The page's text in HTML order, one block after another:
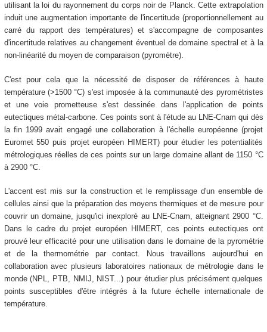
utilisant la loi du rayonnement du corps noir de Planck. Cette extrapolation
induit une augmentation importante de l'incertitude (proportionnellement au
carré du rapport des températures) et s'accompagne de composantes
d'incertitude relatives au changement éventuel de domaine spectral et à la
non-linéarité du moyen de comparaison (pyromètre).
C'est pour cela que la nécessité de disposer de références à haute
température (>1500 °C) s'est imposée à la communauté des pyrométristes
et une voie prometteuse s'est dessinée dans l'application de points
eutectiques métal-carbone. Ces points sont à l'étude au LNE-Cnam qui dès
la fin 1999 avait engagé une collaboration à l'échelle européenne (projet
Euromet 550 puis projet européen HIMERT) pour étudier les potentialités
métrologiques réelles de ces points sur un large domaine allant de 1150 °C
à 2900 °C.
L'accent est mis sur la construction et le remplissage d'un ensemble de
cellules ainsi que la préparation des moyens thermiques et de mesure pour
couvrir un domaine, jusqu'ici inexploré au LNE-Cnam, atteignant 2900 °C.
Dans le cadre du projet européen HIMERT, ces points eutectiques ont
prouvé leur efficacité pour une utilisation dans le domaine de la pyrométrie
et de la thermométrie par contact. Nous travaillons aujourd'hui en
collaboration avec plusieurs laboratoires nationaux de métrologie dans le
monde (NPL, PTB, NMIJ, NIST...) pour étudier plus précisément quelques
points susceptibles d'être intégrés à la future échelle internationale de
température.